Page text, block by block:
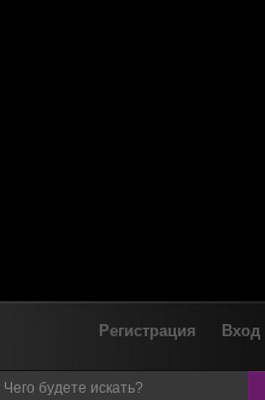
Регистрация Вход